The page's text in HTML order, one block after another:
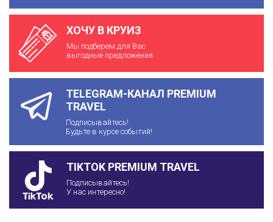
ХОЧУ В КРУИЗ
Мы подберем для Вас
выгодные предложения
TELEGRAM-КАНАЛ PREMIUM
TRAVEL
Подписывайтесь!
Будьте в курсе событий!
TIKTOK PREMIUM TRAVEL
Подписывайтесь!
У нас интересно!